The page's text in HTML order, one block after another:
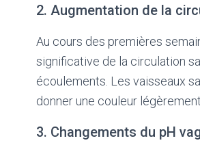
2. Augmentation de la
Au cours des premières
significative de la circulation
écoulements. Les vaisseaux
donner une couleur
3. Changements du pH